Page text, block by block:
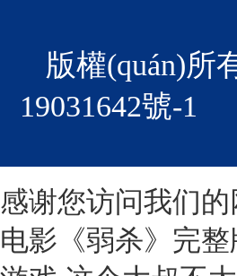
版權(quán)
19031642號-1
感谢您访问我们
电影《弱杀》完